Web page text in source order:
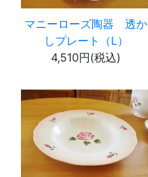
マニーローズ陶器 透か
しプレート（L）
4,510円(税込)